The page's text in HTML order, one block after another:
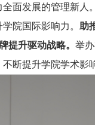
面发展的管理新人。
院国际影响力。 助
提升驱动战略。 举
断提升学院学术影